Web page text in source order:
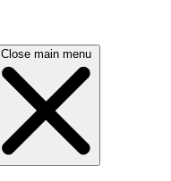
Close main menu